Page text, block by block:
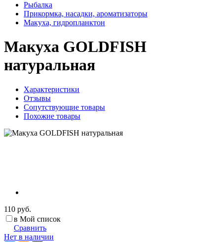
Рыбалка
Прикормка, насадки, ароматизаторы
Макуха, гидропланктон
Макуха GOLDFISH
натуральная
Характеристики
Отзывы
Сопутствующие товары
Похожие товары
110 руб.
в Мой список
Сравнить
Нет в наличии